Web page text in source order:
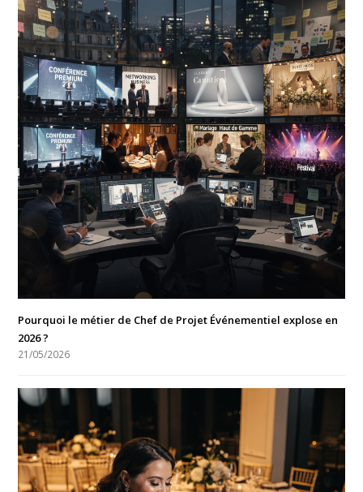
Pourquoi le métier de Chef de Projet Événementiel explose en
2026 ?
21/05/2026